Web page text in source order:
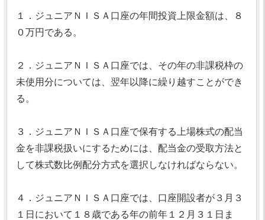
１．ジュニアＮＩＳＡ口座の年間投資上限金額は、８
０万円である。
２．ジュニアＮＩＳＡ口座では、その年の非課税枠の
未使用分については、翌年以降に繰り越すことができ
る。
３．ジュニアＮＩＳＡ口座で保有する上場株式の配当
金を非課税扱いにするためには、配当金の受取方法と
して株式数比例配分方式を選択しなければならない。
４．ジュニアＮＩＳＡ口座では、口座開設者が３月３
１日において１８歳である年の前年１２月３１日ま